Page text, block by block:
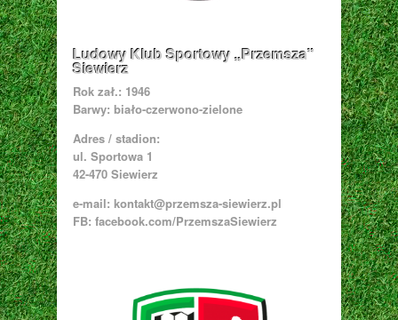
Ludowy Klub Sportowy „Przemsza”
Siewierz
Rok zał.: 1946
Barwy: biało-czerwono-zielone
Adres / stadion:
ul. Sportowa 1
42-470 Siewierz
e-mail: kontakt@przemsza-siewierz.pl
FB: facebook.com/PrzemszaSiewierz